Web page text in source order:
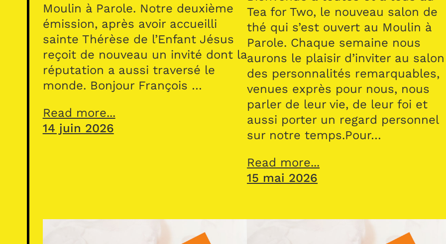
Moulin à Parole. Notre deuxième
émission, après avoir accueilli
sainte Thérèse de l’Enfant Jésus
reçoit de nouveau un invité dont la
réputation a aussi traversé le
monde. Bonjour François …
Read more...
14 juin 2026
Tea for Two, le nouveau salon de
thé qui s’est ouvert au Moulin à
Parole. Chaque semaine nous
aurons le plaisir d’inviter au salon
des personnalités remarquables,
venues exprès pour nous, nous
parler de leur vie, de leur foi et
aussi porter un regard personnel
sur notre temps.Pour…
Read more...
15 mai 2026